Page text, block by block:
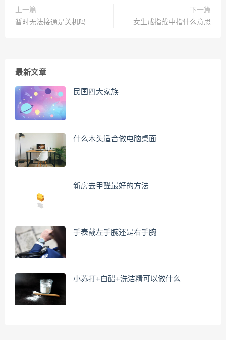
上一篇
暂时无法接通是关机吗
下一篇
女生戒指戴中指什么意思
最新文章
民国四大家族
什么木头适合做电脑桌面
新房去甲醛最好的方法
手表戴左手腕还是右手腕
小苏打+白醋+洗洁精可以做什么